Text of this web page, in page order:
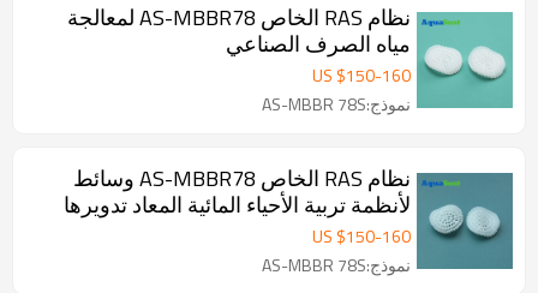
نظام RAS الخاص AS-MBBR78 لمعالجة
مياه الصرف الصناعي
US $150-160
نموذج:AS-MBBR 78S
نظام RAS الخاص AS-MBBR78 وسائط
لأنظمة تربية الأحياء المائية المعاد تدويرها
US $150-160
نموذج:AS-MBBR 78S